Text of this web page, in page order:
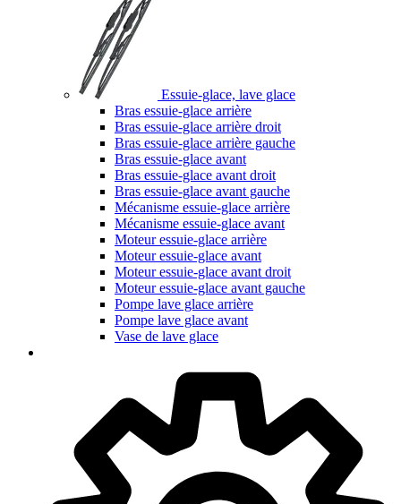
Essuie-glace, lave glace
Bras essuie-glace arrière
Bras essuie-glace arrière droit
Bras essuie-glace arrière gauche
Bras essuie-glace avant
Bras essuie-glace avant droit
Bras essuie-glace avant gauche
Mécanisme essuie-glace arrière
Mécanisme essuie-glace avant
Moteur essuie-glace arrière
Moteur essuie-glace avant
Moteur essuie-glace avant droit
Moteur essuie-glace avant gauche
Pompe lave glace arrière
Pompe lave glace avant
Vase de lave glace